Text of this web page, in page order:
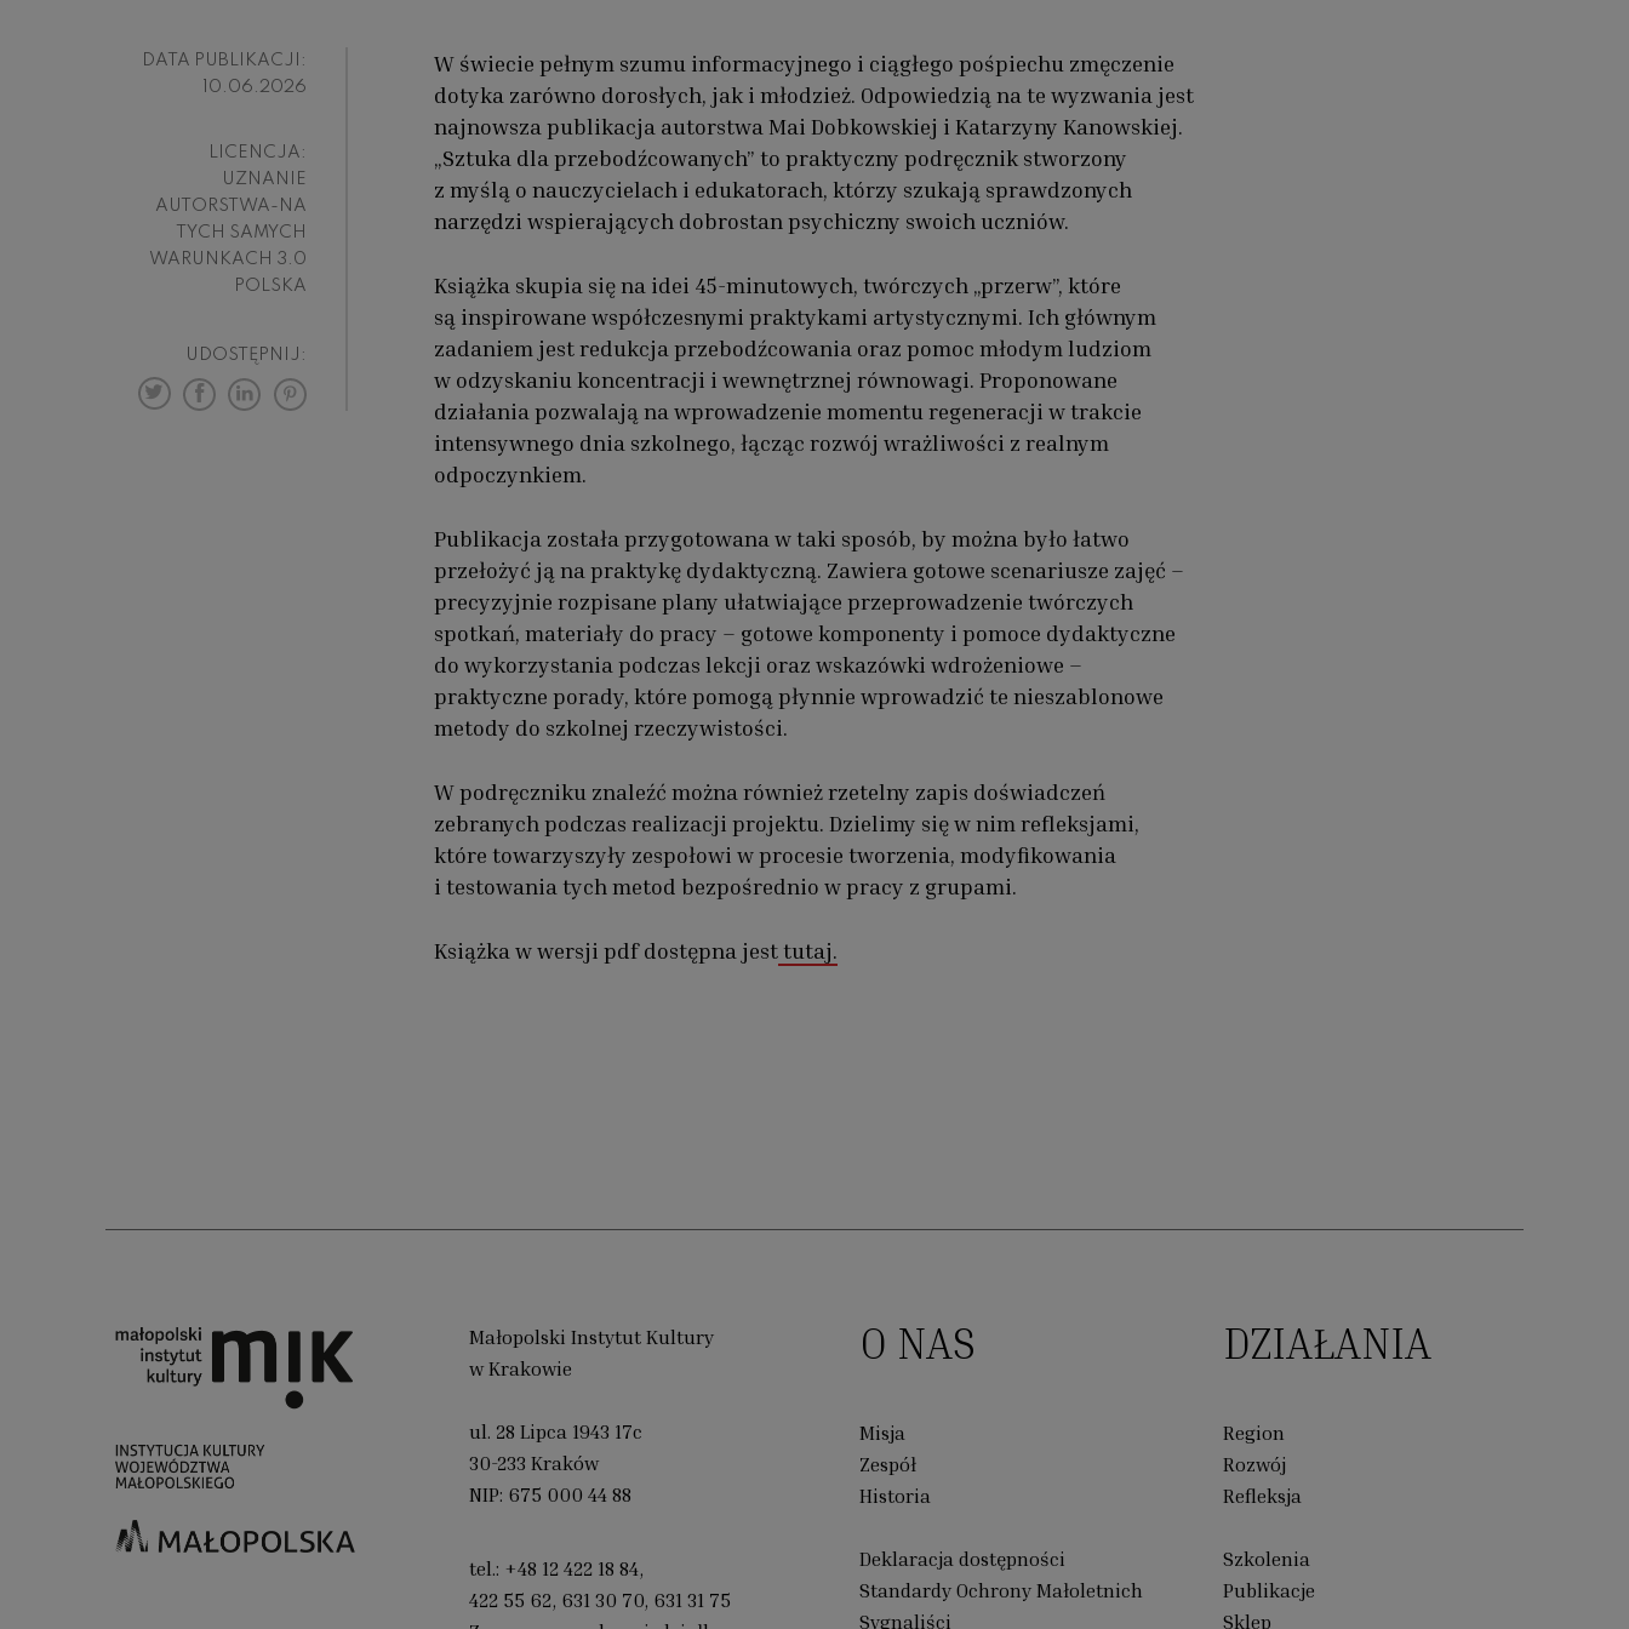
W świecie pełnym szumu informacyjnego i ciągłego pośpiechu zmęczenie
dotyka zarówno dorosłych, jak i młodzież. Odpowiedzią na te wyzwania jest
najnowsza publikacja autorstwa Mai Dobkowskiej i Katarzyny Kanowskiej.
„Sztuka dla przebodźcowanych” to praktyczny podręcznik stworzony
z myślą o nauczycielach i edukatorach, którzy szukają sprawdzonych
narzędzi wspierających dobrostan psychiczny swoich uczniów.
Książka skupia się na idei 45-minutowych, twórczych „przerw”, które
są inspirowane współczesnymi praktykami artystycznymi. Ich głównym
zadaniem jest redukcja przebodźcowania oraz pomoc młodym ludziom
w odzyskaniu koncentracji i wewnętrznej równowagi. Proponowane
działania pozwalają na wprowadzenie momentu regeneracji w trakcie
intensywnego dnia szkolnego, łącząc rozwój wrażliwości z realnym
odpoczynkiem.
Publikacja została przygotowana w taki sposób, by można było łatwo
przełożyć ją na praktykę dydaktyczną. Zawiera gotowe scenariusze zajęć –
precyzyjnie rozpisane plany ułatwiające przeprowadzenie twórczych
spotkań, materiały do pracy – gotowe komponenty i pomoce dydaktyczne
do wykorzystania podczas lekcji oraz wskazówki wdrożeniowe –
praktyczne porady, które pomogą płynnie wprowadzić te nieszablonowe
metody do szkolnej rzeczywistości.
W podręczniku znaleźć można również rzetelny zapis doświadczeń
zebranych podczas realizacji projektu. Dzielimy się w nim refleksjami,
które towarzyszyły zespołowi w procesie tworzenia, modyfikowania
i testowania tych metod bezpośrednio w pracy z grupami.
Książka w wersji pdf dostępna jesttutaj.
UDOSTĘPNIJ:
DATA PUBLIKACJI:
10.06.2026
LICENCJA:
UZNANIE
AUTORSTWA-NA
TYCH SAMYCH
WARUNKACH 3.0
POLSKA
Małopolski Instytut Kultury
w Krakowie
ul. 28 Lipca 1943 17c
30-233 Kraków
NIP: 675 000 44 88
tel.: +48 12 422 18 84,
422 55 62, 631 30 70, 631 31 75
O NAS
Misja
Zespół
Historia
Deklaracja dostępności
Standardy Ochrony Małoletnich
Sygnaliści
DZIAŁANIA
Region
Rozwój
Refleksja
Szkolenia
Publikacje
Sklep